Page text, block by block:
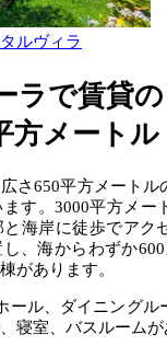
ルヴィラ
ラで賃貸
方メートル
さ650平方メートル
す。3000平方メー
海岸に徒歩でアク
、海からわずか
があります。
ール、ダイニングル
寝室、バスルームが